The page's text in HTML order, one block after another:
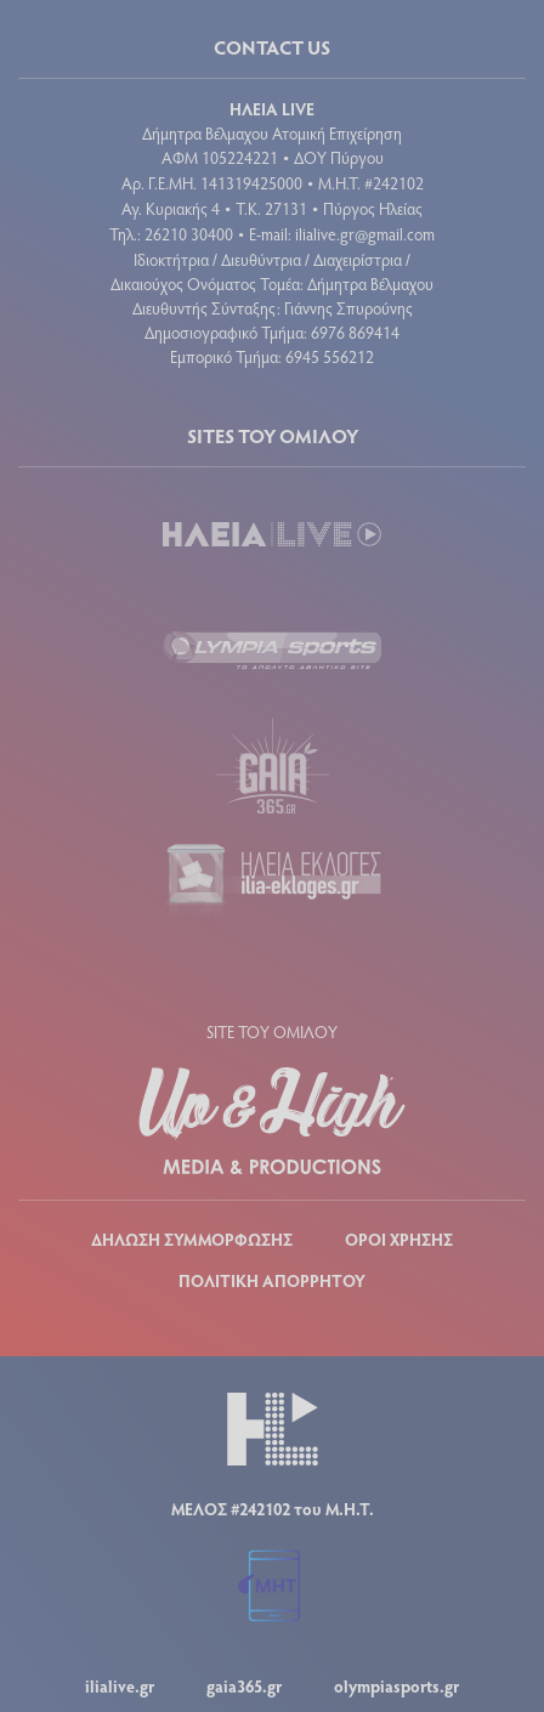
CONTACT US
ΗΛΕΙΑ LIVE
Δήμητρα Βέλμαχου Ατομική Επιχείρηση
ΑΦΜ 105224221 • ΔΟΥ Πύργου
Aρ. Γ.Ε.ΜΗ. 141319425000 • Μ.Η.Τ. #242102
Αγ. Κυριακής 4 • Τ.Κ. 27131 • Πύργος Ηλείας
Τηλ.: 26210 30400 • E-mail: ilialive.gr@gmail.com
Ιδιοκτήτρια / Διευθύντρια / Διαχειρίστρια /
Δικαιούχος Ονόματος Τομέα: Δήμητρα Βέλμαχου
Διευθυντής Σύνταξης: Γιάννης Σπυρούνης
Δημοσιογραφικό Τμήμα: 6976 869414
Εμπορικό Τμήμα: 6945 556212
SITES ΤΟΥ ΟΜΙΛΟΥ
SITE ΤΟΥ ΟΜΙΛΟΥ
ΔΗΛΩΣΗ ΣΥΜΜΟΡΦΩΣΗΣ
ΟΡΟΙ ΧΡΗΣΗΣ
ΠΟΛΙΤΙΚΗ ΑΠΟΡΡΗΤΟΥ
ΜΕΛΟΣ #242102 του Μ.Η.Τ.
ilialive.gr gaia365.gr olympiasports.gr